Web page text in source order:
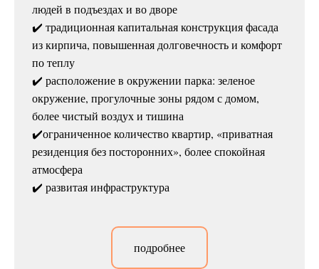
людей в подъездах и во дворе
✔️ традиционная капитальная конструкция фасада
из кирпича, повышенная долговечность и комфорт
по теплу
✔️ расположение в окружении парка: зеленое
окружение, прогулочные зоны рядом с домом,
более чистый воздух и тишина
✔️ограниченное количество квартир, «приватная
резиденция без посторонних», более спокойная
атмосфера
✔️ развитая инфраструктура
подробнее